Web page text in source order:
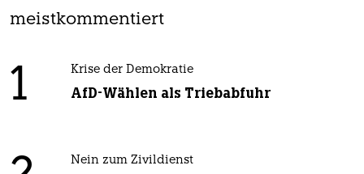
meistkommentiert
1 Krise der Demokratie
AfD-Wählen als Triebabfuhr
Nein zum Zivildienst